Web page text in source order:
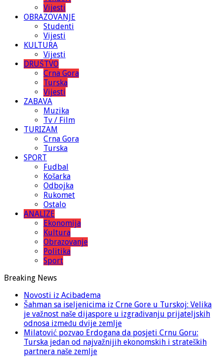
Vijesti
OBRAZOVANJE
Studenti
Vijesti
KULTURA
Vijesti
DRUŠTVO
Crna Gora
Turska
Vijesti
ZABAVA
Muzika
Tv / Film
TURIZAM
Crna Gora
Turska
SPORT
Fudbal
Košarka
Odbojka
Rukomet
Ostalo
ANALIZE
Ekonomija
Kultura
Obrazovanje
Politika
Sport
Breaking News
Novosti iz Acibadema
Šahman sa iseljenicima iz Crne Gore u Turskoj: Velika
je važnost naše dijaspore u izgrađivanju prijateljskih
odnosa između dvije zemlje
Milatović pozvao Erdogana da posjeti Crnu Goru:
Turska jedan od najvažnijih ekonomskih i strateških
partnera naše zemlje